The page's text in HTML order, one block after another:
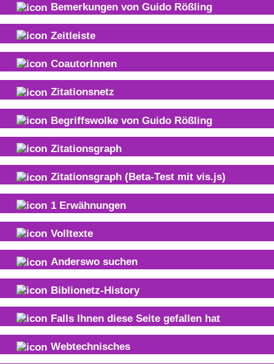
Bemerkungen von Guido Rößling
Zeitleiste
CoautorInnen
Zitationsnetz
Begriffswolke von Guido Rößling
Zitationsgraph
Zitationsgraph (Beta-Test mit vis.js)
1 Erwähnungen
Volltexte
Anderswo suchen
Biblionetz-History
Falls Ihnen diese Seite gefallen hat
Webtechnisches